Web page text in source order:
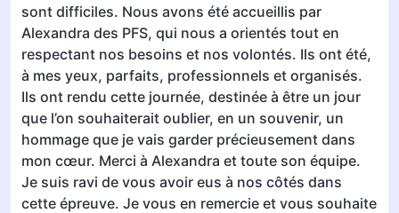
sont difficiles. Nous avons été accueillis par
Alexandra des PFS, qui nous a orientés tout en
respectant nos besoins et nos volontés. Ils ont été,
à mes yeux, parfaits, professionnels et organisés.
Ils ont rendu cette journée, destinée à être un jour
que l’on souhaiterait oublier, en un souvenir, un
hommage que je vais garder précieusement dans
mon cœur. Merci à Alexandra et toute son équipe.
Je suis ravi de vous avoir eus à nos côtés dans
cette épreuve. Je vous en remercie et vous souhaite